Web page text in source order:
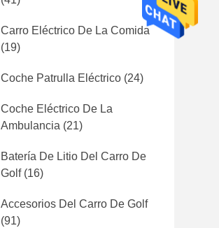
Carro Eléctrico De La Comida
(19)
Coche Patrulla Eléctrico (24)
Coche Eléctrico De La
Ambulancia (21)
Batería De Litio Del Carro De
Golf(16)
Accesorios Del Carro De Golf
(91)